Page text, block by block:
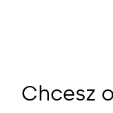
Chcesz